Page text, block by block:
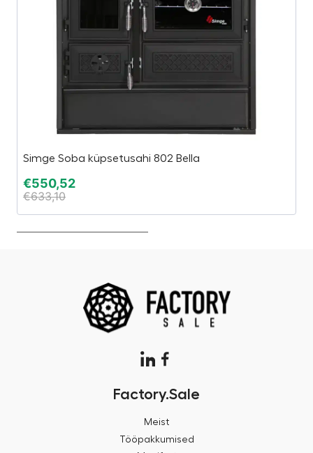
Simge Soba küpsetusahi 802 Bella
€550,52
€633,10
Factory.Sale
Meist
Tööpakkumised